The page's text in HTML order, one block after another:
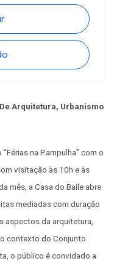
Arquitetura, Urbanismo
na Pampulha” com o
visitação às 10h e às
mês, a Casa do Baile abre
mediadas com duração
aspectos da arquitetura,
contexto do Conjunto
o público é convidado a